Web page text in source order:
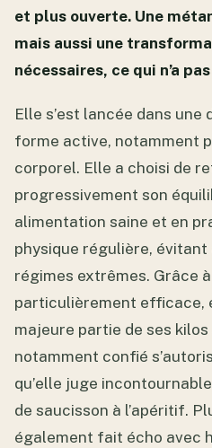
et plus ouverte. Une
mais aussi une
nécessaires, ce qui n’a
Elle s’est lancée dans une
forme active, notamment
corporel. Elle a choisi de
progressivement son
alimentation saine et en
physique régulière, évitant
régimes extrêmes. Grâce
particulièrement efficace,
majeure partie de ses
notamment confié
qu’elle juge
de saucisson à l’apéritif.
également fait écho avec